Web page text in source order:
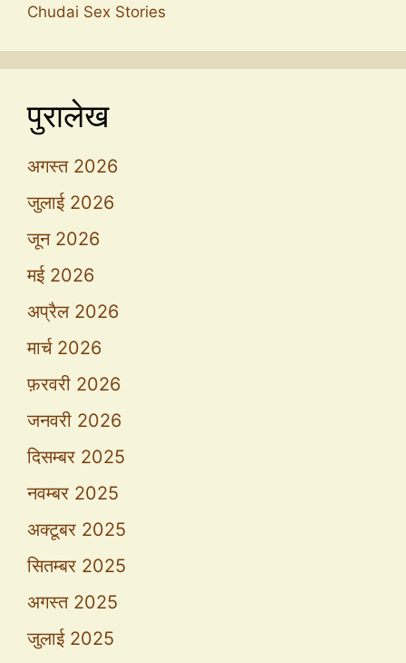
Chudai Sex Stories
पुरालेख
अगस्त 2026
जुलाई 2026
जून 2026
मई 2026
अप्रैल 2026
मार्च 2026
फ़रवरी 2026
जनवरी 2026
दिसम्बर 2025
नवम्बर 2025
अक्टूबर 2025
सितम्बर 2025
अगस्त 2025
जुलाई 2025